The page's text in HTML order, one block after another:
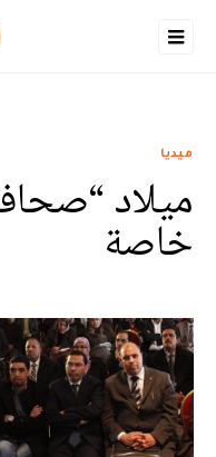
ميديا
ميلاد
خاصة